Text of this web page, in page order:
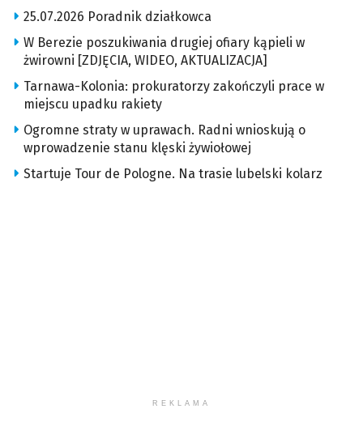
25.07.2026 Poradnik działkowca
W Berezie poszukiwania drugiej ofiary kąpieli w
żwirowni [ZDJĘCIA, WIDEO, AKTUALIZACJA]
Tarnawa-Kolonia: prokuratorzy zakończyli prace w
miejscu upadku rakiety
Ogromne straty w uprawach. Radni wnioskują o
wprowadzenie stanu klęski żywiołowej
Startuje Tour de Pologne. Na trasie lubelski kolarz
REKLAMA